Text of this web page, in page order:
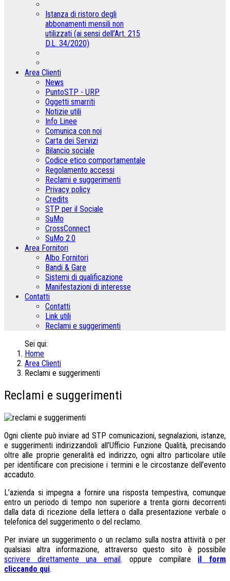
Istanza di ristoro degli
abbonamenti mensili non
utilizzati (ai sensi dell’Art. 215
D.L. 34/2020)
Area Clienti
News
PuntoSTP - URP
Oggetti smarriti
Notizie utili
Info Linee
Comunica con noi
Carta dei Servizi
Bilancio sociale
Codice etico comportamentale
Regolamento accessi
Reclami e suggerimenti
Privacy policy
Credits
STP per il Sociale
SuMo
CrossConnect
SuMo 2.0
Area Fornitori
Albo Fornitori
Bandi & Gare
Sistemi di qualificazione
Manifestazioni di interesse
Contatti
Contatti
Link utili
Reclami e suggerimenti
Sei qui:
Home
Area Clienti
Reclami e suggerimenti
Reclami e suggerimenti
Ogni cliente può inviare ad STP comunicazioni, segnalazioni, istanze,
e suggerimenti indirizzandoli all’Ufficio Funzione Qualità, precisando
oltre alle proprie generalità ed indirizzo, ogni altro particolare utile
per identificare con precisione i termini e le circostanze dell’evento
accaduto.
L’azienda si impegna a fornire una risposta tempestiva, comunque
entro un periodo di tempo non superiore a trenta giorni decorrenti
dalla data di ricezione della lettera o dalla presentazione verbale o
telefonica del suggerimento o del reclamo.
Per inviare un suggerimento o un reclamo sulla nostra attività o per
qualsiasi altra informazione, attraverso questo sito è possibile
scrivere direttamente una email. oppure compilare il form
cliccando qui.